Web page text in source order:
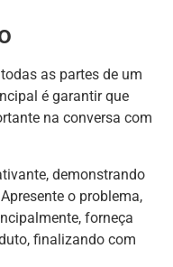
as partes de um
é garantir que
na conversa com
demonstrando
o problema,
forneça
finalizando com